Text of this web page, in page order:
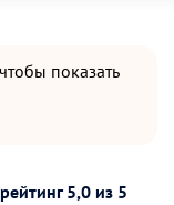
показать
5,0 из 5